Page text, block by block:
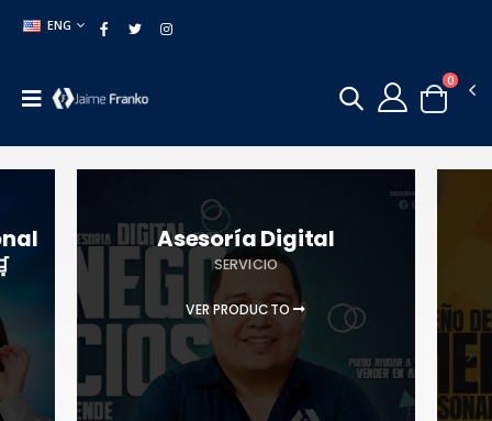
ENG
0
Asesoría Digital
SERVICIO
VER PRODUCTO